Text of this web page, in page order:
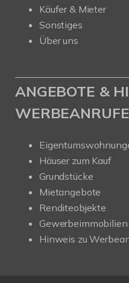
Käufer & Mieter
Sonstiges
Über uns
ANGEBOTE &
WERBEANRUFE
Häuser zum Kauf
Grundstücke
Mietangebote
Renditeobjekte
Gewerbeimmobilien
Hinweis zu